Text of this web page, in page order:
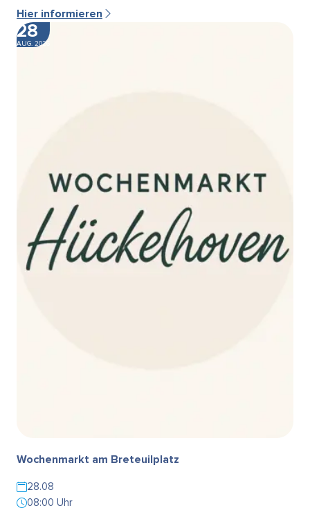
Hier informieren
28
AUG. 2026
Wochenmarkt am Breteuilplatz
28.08
08:00 Uhr